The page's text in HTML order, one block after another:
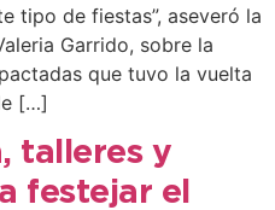
tipo de fiestas”, aseveró la
Garrido, sobre la
que tuvo la vuelta
[…]
talleres y
festejar el